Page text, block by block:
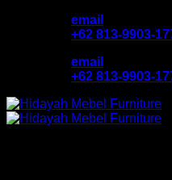
email
+62 813-9903-
email
+62 813-9903-